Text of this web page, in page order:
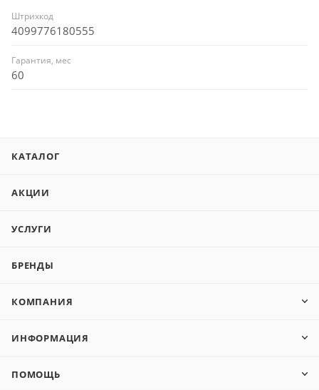
Штрихкод
4099776180555
Гарантия, мес
60
КАТАЛОГ
АКЦИИ
УСЛУГИ
БРЕНДЫ
КОМПАНИЯ
ИНФОРМАЦИЯ
ПОМОЩЬ